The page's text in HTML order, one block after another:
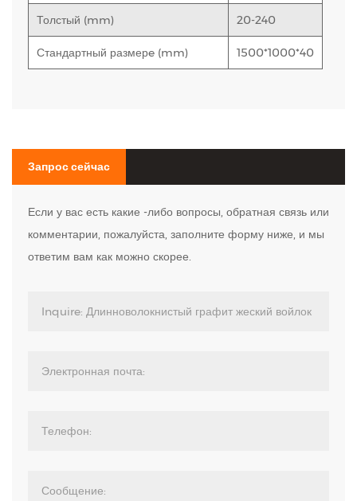
Толстый (mm)
20-240
Стандартный размерe (mm)
1500*1000*40
Запрос сейчас
Если у вас есть какие -либо вопросы, обратная связь или
комментарии, пожалуйста, заполните форму ниже, и мы
ответим вам как можно скорее.